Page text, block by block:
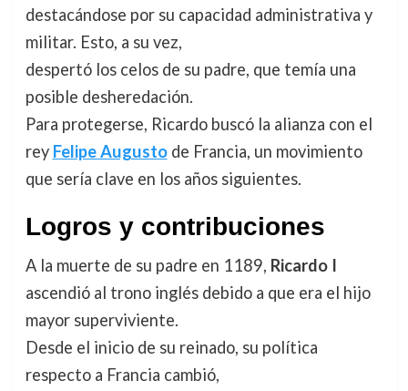
destacándose por su capacidad administrativa y
militar. Esto, a su vez,
despertó los celos de su padre, que temía una
posible desheredación.
Para protegerse, Ricardo buscó la alianza con el
rey Felipe Augustode Francia, un movimiento
que sería clave en los años siguientes.
Logros y contribuciones
A la muerte de su padre en 1189, Ricardo I
ascendió al trono inglés debido a que era el hijo
mayor superviviente.
Desde el inicio de su reinado, su política
respecto a Francia cambió,